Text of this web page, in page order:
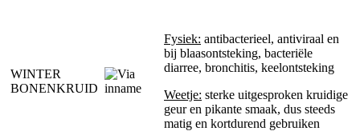
WINTER
BONENKRUID
Fysiek: antibacterieel, antiviraal en
bij blaasontsteking, bacteriële
diarree, bronchitis, keelontsteking
Weetje: sterke uitgesproken kruidige
geur en pikante smaak, dus steeds
matig en kortdurend gebruiken